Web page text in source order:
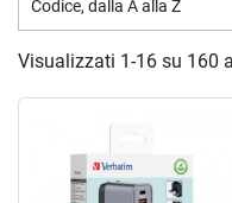
Codice, dalla A alla Z
Visualizzati 1-16 su 160